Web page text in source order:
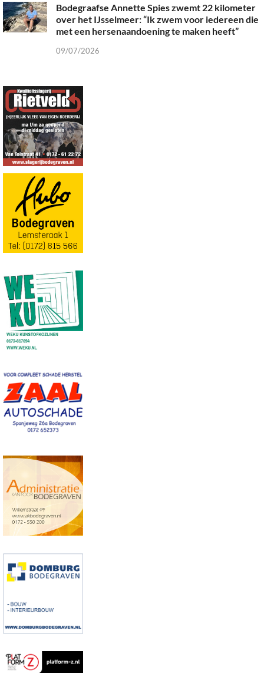
Bodegraafse Annette Spies zwemt 22 kilometer
over het IJsselmeer: “Ik zwem voor iedereen die
met een hersenaandoening te maken heeft”
09/07/2026